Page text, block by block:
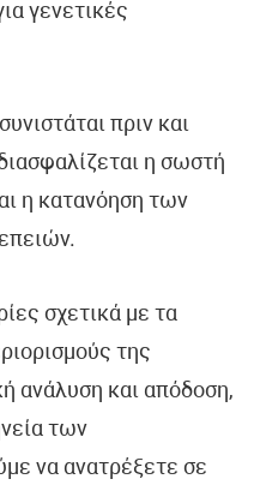
γενετικές
πριν και
η σωστή
η κατανόηση των
σχετικά με τα
της
ανάλυση και απόδοση,
των
να ανατρέξετε σε